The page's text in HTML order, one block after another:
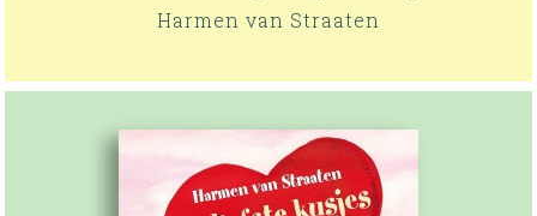
Harmen van Straaten